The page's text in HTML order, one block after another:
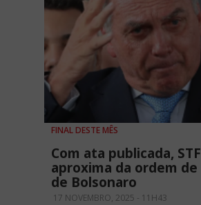
FINAL DESTE MÊS
Com ata publicada,
aproxima da ordem de
de Bolsonaro
17 NOVEMBRO, 2025 - 11H43